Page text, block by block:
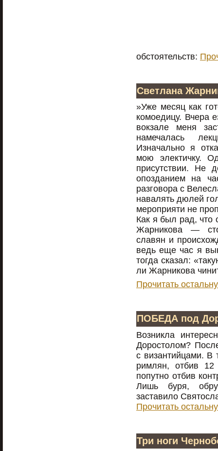
обстоятельств:
Светлана
»Уже месяц как
комоедицу. Вчера
вокзале меня
намечалась
Изначально я
мою электичку.
присутствии. Не
опозданием на
разговора с
навалять дюлей
мероприяти не
Как я был рад, что
Жарникова —
славян и
ведь еще час я
тогда сказал:
ли Жарникова
Прочитать
ПОБЕДА под
Возникла
Доростолом?
с византийцами. В
римлян, отбив 12
попутно отбив
Лишь буря,
заставило
Прочитать
Три ноги